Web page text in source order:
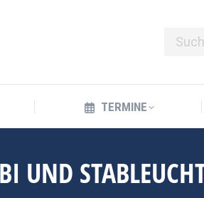
TERMINE
UND